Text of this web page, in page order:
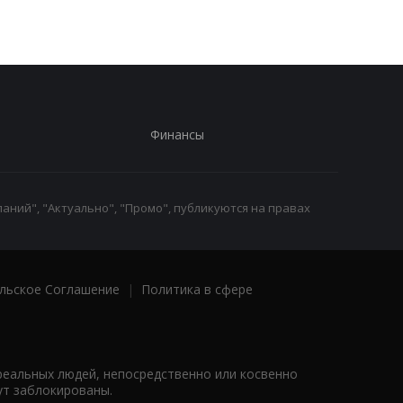
Финансы
"Актуально", "Промо", публикуются на правах
Соглашение |
Политика в сфере
людей, непосредственно или косвенно
заблокированы.